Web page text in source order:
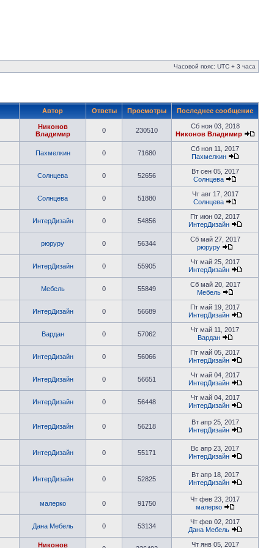
Часовой пояс: UTC + 3 часа
Автор Ответы Просмотры Последнее сообщение
Никонов
Владимир
0 230510
Сб ноя 03, 2018
Никонов Владимир
Пахмелкин 0 71680
Сб ноя 11, 2017
Пахмелкин
Солнцева 0 52656
Вт сен 05, 2017
Солнцева
Солнцева 0 51880
Чт авг 17, 2017
Солнцева
ИнтерДизайн 0 54856
Пт июн 02, 2017
ИнтерДизайн
рюруру 0 56344
Сб май 27, 2017
рюруру
ИнтерДизайн 0 55905
Чт май 25, 2017
ИнтерДизайн
Мебель 0 55849
Сб май 20, 2017
Мебель
ИнтерДизайн 0 56689
Пт май 19, 2017
ИнтерДизайн
Вардан 0 57062
Чт май 11, 2017
Вардан
ИнтерДизайн 0 56066
Пт май 05, 2017
ИнтерДизайн
ИнтерДизайн 0 56651
Чт май 04, 2017
ИнтерДизайн
ИнтерДизайн 0 56448
Чт май 04, 2017
ИнтерДизайн
ИнтерДизайн 0 56218
Вт апр 25, 2017
ИнтерДизайн
ИнтерДизайн 0 55171
Вс апр 23, 2017
ИнтерДизайн
ИнтерДизайн 0 52825
Вт апр 18, 2017
ИнтерДизайн
малерко 0 91750
Чт фев 23, 2017
малерко
Дана Мебель 0 53134
Чт фев 02, 2017
Дана Мебель
Никонов Чт янв 05, 2017